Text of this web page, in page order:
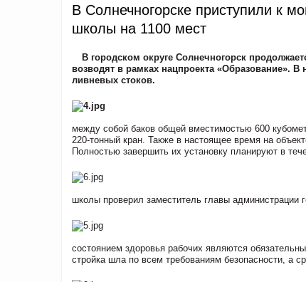
В Солнечногорске приступили к
школы на 1100 мест
В городском округе Солнечногорск
возводят в рамках нацпроекта «Образование».
ливневых стоков.
между собой баков общей вместимостью 600
220-тонный кран. Также в настоящее время на
Полностью завершить их установку планируют в
школы проверил заместитель главы администрации
состоянием здоровья рабочих являются
стройка шла по всем требованиям безопасности, а